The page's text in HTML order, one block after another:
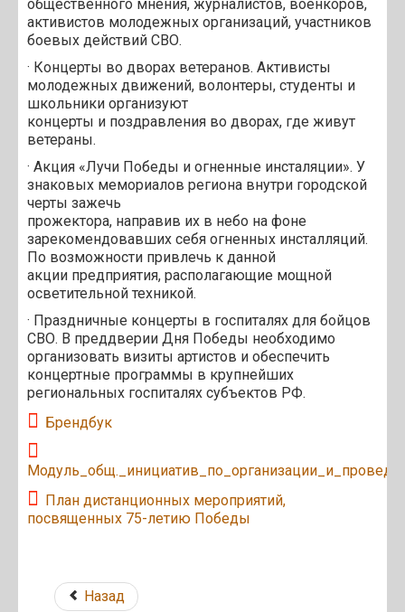
общественного мнения, журналистов, военкоров,
активистов молодежных организаций, участников
боевых действий СВО.
· Концерты во дворах ветеранов. Активисты
молодежных движений, волонтеры, студенты и
школьники организуют
концерты и поздравления во дворах, где живут
ветераны.
· Акция «Лучи Победы и огненные инсталяции». У
знаковых мемориалов региона внутри городской
черты зажечь
прожектора, направив их в небо на фоне
зарекомендовавших себя огненных инсталляций.
По возможности привлечь к данной
акции предприятия, располагающие мощной
осветительной техникой.
· Праздничные концерты в госпиталях для бойцов
СВО. В преддверии Дня Победы необходимо
организовать визиты артистов и обеспечить
концертные программы в крупнейших
региональных госпиталях субъектов РФ.
Брендбук
План дистанционных мероприятий,
посвященных 75-летию Победы
Назад